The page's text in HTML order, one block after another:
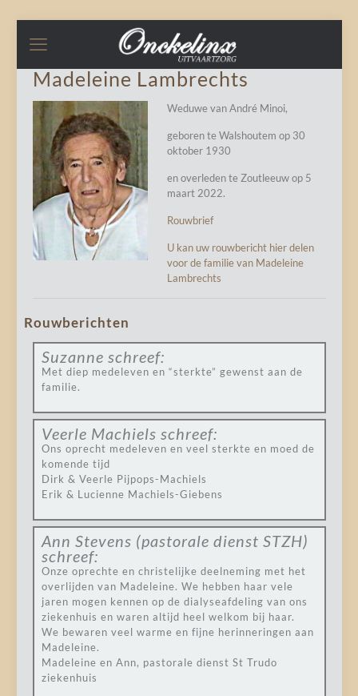
Madeleine Lambrechts
Weduwe van André Minoi,
geboren te Walshoutem op 30
oktober 1930
en overleden te Zoutleeuw op 5
maart 2022.
Rouwbrief
U kan uw rouwbericht hier delen
voor de familie van Madeleine
Lambrechts
Rouwberichten
Suzanne schreef:
Met diep medeleven en “sterkte” gewenst aan de
familie.
Veerle Machiels schreef:
Ons oprecht medeleven en veel sterkte en moed de
komende tijd
Dirk & Veerle Pijpops-Machiels
Erik & Lucienne Machiels-Giebens
Ann Stevens (pastorale dienst STZH)
schreef:
Onze oprechte en christelijke deelneming met het
overlijden van Madeleine. We hebben haar vele
jaren mogen kennen op de dialyseafdeling van ons
ziekenhuis en waren altijd heel welkom bij haar.
We bewaren veel warme en fijne herinneringen aan
Madeleine.
Madeleine en Ann, pastorale dienst St Trudo
ziekenhuis